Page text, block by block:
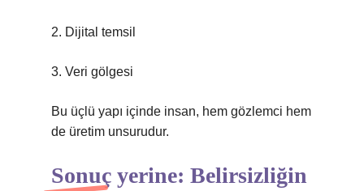
2. Dijital temsil
3. Veri gölgesi
Bu üçlü yapı içinde insan, hem gözlemci hem
de üretim unsurudur.
Sonuç yerine: Belirsizliğin